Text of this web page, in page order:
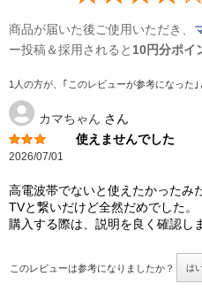
商品が届いた後ご使用いただき、
ー投稿＆採用されると 10円分ポイ
1人の方が、｢このレビューが参考になった｣
カマちゃん さん
使えませんでした
2026/07/01
高電波帯でないと使えたかったみ
TVと繋いだけど全然だめでした。
購入する際は、説明を良く確認し
このレビューは参考になりましたか？ は